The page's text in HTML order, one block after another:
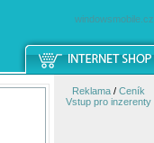
windowsmobile.cz
Reklama/ Ceník
Vstup pro inzerenty